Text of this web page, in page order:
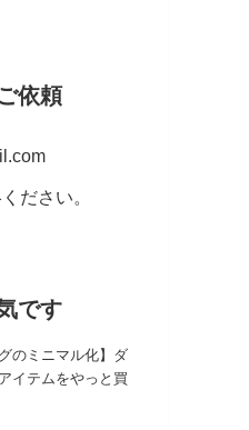
依頼
ださい。
です
のミニマル化】ダ
イテムをやっと買